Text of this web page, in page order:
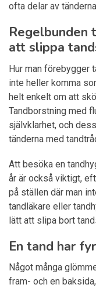
ofta delar av
Regelbunden
att slippa
Hur man förebygger
inte heller komma
helt enkelt om att
Tandborstning med
självklarhet, och
tänderna med
Att besöka en
år är också viktigt,
på ställen där man
tandläkare eller
lätt att slipa bort
En tand har
Något många
fram- och en